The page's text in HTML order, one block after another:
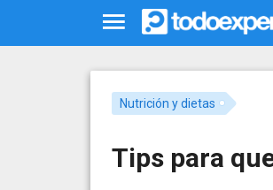
Nutrición y dietas
Tips para